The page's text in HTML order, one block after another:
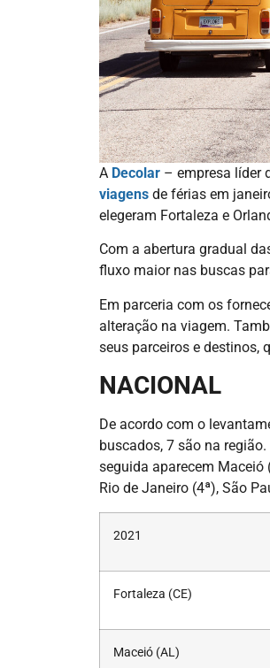
A Decolar – empresa líder
viagens de férias em
elegeram Fortaleza e
Com a abertura gradual
fluxo maior nas buscas
Em parceria com os
alteração na viagem.
seus parceiros e destinos,
NACIONAL
De acordo com o
buscados, 7 são na
seguida aparecem Maceió
Rio de Janeiro (4ª), São
2021
Fortaleza (CE)
Maceió (AL)